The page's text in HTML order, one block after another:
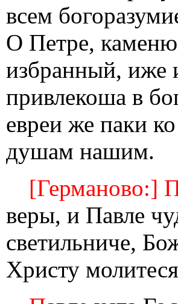
всем
О Петре, каменю
избранный, иже
привлекоша в
евреи же паки
душам нашим.
[Германово:]
веры, и Павле
светильниче,
Христу